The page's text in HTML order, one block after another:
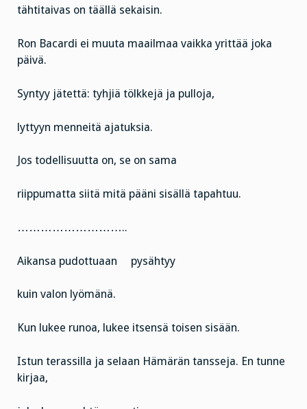
tähtitaivas on täällä sekaisin.
Ron Bacardi ei muuta maailmaa vaikka yrittää joka
päivä.
Syntyy jätettä: tyhjiä tölkkejä ja pulloja,
lyttyyn menneitä ajatuksia.
Jos todellisuutta on, se on sama
riippumatta siitä mitä pääni sisällä tapahtuu.
………………………..
Aikansa pudottuaan pysähtyy
kuin valon lyömänä.
Kun lukee runoa, lukee itsensä toisen sisään.
Istun terassilla ja selaan Hämärän tansseja. En tunne
kirjaa,